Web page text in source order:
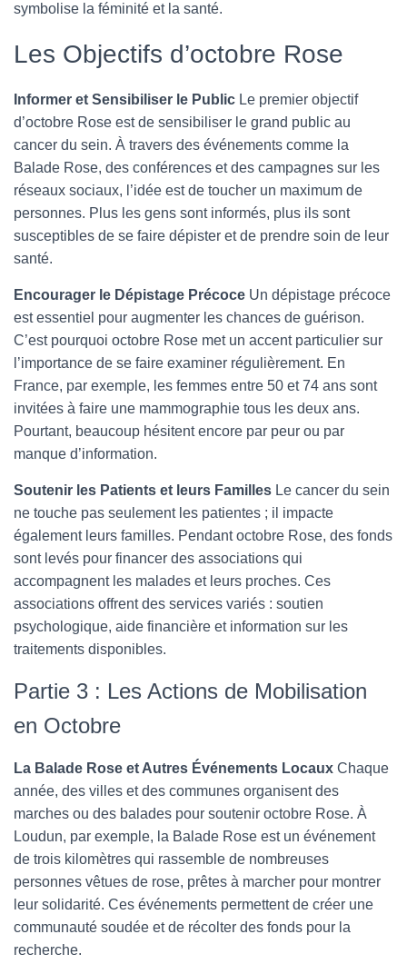
symbolise la féminité et la santé.
Les Objectifs d’octobre Rose
Informer et Sensibiliser le Public Le premier objectif
d’octobre Rose est de sensibiliser le grand public au
cancer du sein. À travers des événements comme la
Balade Rose, des conférences et des campagnes sur les
réseaux sociaux, l’idée est de toucher un maximum de
personnes. Plus les gens sont informés, plus ils sont
susceptibles de se faire dépister et de prendre soin de leur
santé.
Encourager le Dépistage Précoce Un dépistage précoce
est essentiel pour augmenter les chances de guérison.
C’est pourquoi octobre Rose met un accent particulier sur
l’importance de se faire examiner régulièrement. En
France, par exemple, les femmes entre 50 et 74 ans sont
invitées à faire une mammographie tous les deux ans.
Pourtant, beaucoup hésitent encore par peur ou par
manque d’information.
Soutenir les Patients et leurs Familles Le cancer du sein
ne touche pas seulement les patientes ; il impacte
également leurs familles. Pendant octobre Rose, des fonds
sont levés pour financer des associations qui
accompagnent les malades et leurs proches. Ces
associations offrent des services variés : soutien
psychologique, aide financière et information sur les
traitements disponibles.
Partie 3 : Les Actions de Mobilisation
en Octobre
La Balade Rose et Autres Événements Locaux Chaque
année, des villes et des communes organisent des
marches ou des balades pour soutenir octobre Rose. À
Loudun, par exemple, la Balade Rose est un événement
de trois kilomètres qui rassemble de nombreuses
personnes vêtues de rose, prêtes à marcher pour montrer
leur solidarité. Ces événements permettent de créer une
communauté soudée et de récolter des fonds pour la
recherche.